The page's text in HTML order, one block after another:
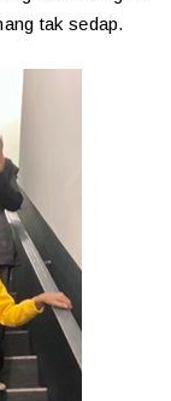
tak sedap.